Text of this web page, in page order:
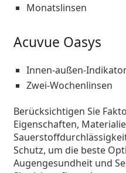
Monatslinsen
Acuvue Oasys
Innen-außen-
Zwei-Wochenlinsen
Berücksichtigen Sie
Eigenschaften,
Schutz, um die beste
Augengesundheit und